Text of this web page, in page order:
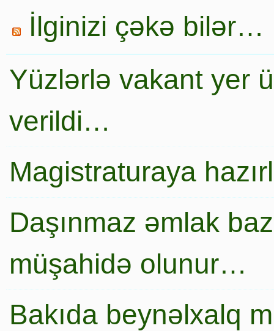
İlginizi çəkə bilər…
Yüzlərlə vakant yer
verildi…
Magistraturaya
Daşınmaz əmlak
müşahidə olunur…
Bakıda beynəlxalq